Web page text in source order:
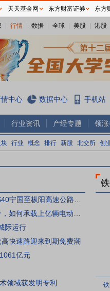
行情 数据 全球 美股 港股
中心 数据中心 手机站
行业资讯 产经专题 领
行业 概念 排行 新股 北交所 创
际运行
快速路迎来到期免费潮
亿元
领域获发明专利
天天基金网 东方财富证券 东方